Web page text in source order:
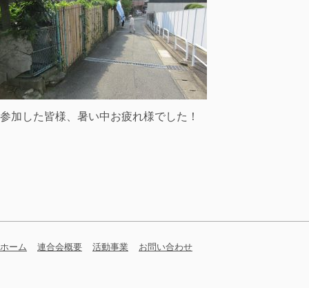
参加した皆様、暑い中お疲れ様でした！
ホーム 連合会概要 活動事業 お問い合わせ